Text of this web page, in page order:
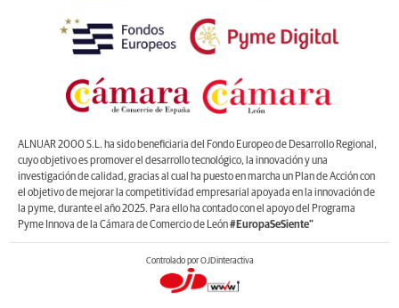
ALNUAR 2000 S.L. ha sido beneficiaria del Fondo Europeo de Desarrollo Regional,
cuyo objetivo es promover el desarrollo tecnológico, la innovación y una
investigación de calidad, gracias al cual ha puesto en marcha un Plan de Acción con
el objetivo de mejorar la competitividad empresarial apoyada en la innovación de
la pyme, durante el año 2025. Para ello ha contado con el apoyo del Programa
Pyme Innova de la Cámara de Comercio de León#EuropaSeSiente”
Controlado por OJDinteractiva